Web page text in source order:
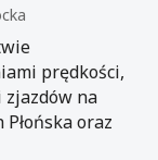
prędkości,
zjazdów na
oraz